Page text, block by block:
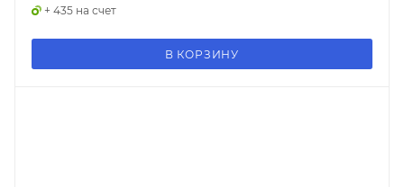
+ 435 на счет
В КОРЗИНУ